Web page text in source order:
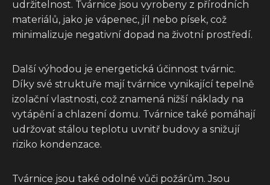
udržitelnost. Tvárnice jsou vyrobeny z přírodních
materiálů, jako je vápenec, jíl nebo písek, což
minimalizuje negativní dopad na životní prostředí.
Další výhodou je energetická účinnost tvárnic.
Díky své struktuře mají tvárnice vynikající tepelně
izolační vlastnosti, což znamená nižší náklady na
vytápění a chlazení domu. Tvárnice také pomáhají
udržovat stálou teplotu uvnitř budovy a snižují
riziko kondenzace.
Tvárnice jsou také odolné vůči požárům. Jsou